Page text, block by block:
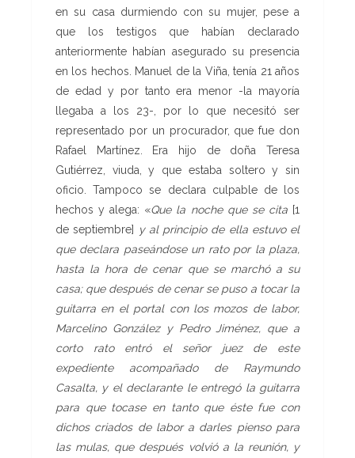
en su casa durmiendo con su mujer, pese a
que los testigos que habían declarado
anteriormente habían asegurado su presencia
en los hechos. Manuel de la Viña, tenía 21 años
de edad y por tanto era menor -la mayoría
llegaba a los 23-, por lo que necesitó ser
representado por un procurador, que fue don
Rafael Martínez. Era hijo de doña Teresa
Gutiérrez, viuda, y que estaba soltero y sin
oficio. Tampoco se declara culpable de los
hechos y alega: «Que la noche que se cita [1
de septiembre]
y al principio de ella estuvo el
que declara paseándose un rato por la plaza,
hasta la hora de cenar que se marchó a su
casa; que después de cenar se puso a tocar la
guitarra en el portal con los mozos de labor,
Marcelino González y Pedro Jiménez, que a
corto rato entró el señor juez de este
expediente acompañado de Raymundo
Casalta, y el declarante le entregó la guitarra
para que tocase en tanto que éste fue con
dichos criados de labor a darles pienso para
las mulas, que después volvió a la reunión, y